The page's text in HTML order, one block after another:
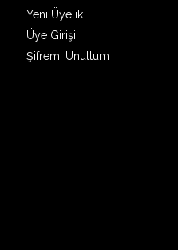
Yeni Üyelik
Üye Girişi
Şifremi Unuttum